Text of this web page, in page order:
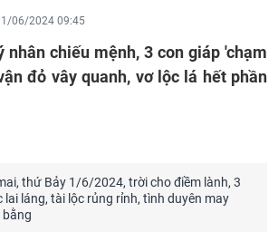
06/2024 09:45
nhân chiếu mệnh, 3 con giáp 'chạm
đỏ vây quanh, vơ lộc lá hết phần
thứ Bảy 1/6/2024, trời cho điềm lành, 3
lai láng, tài lộc rủng rỉnh, tình duyên may
bằng